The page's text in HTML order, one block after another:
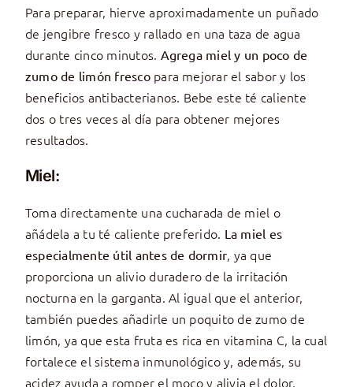
Para preparar, hierve aproximadamente un puñado
de jengibre fresco y rallado en una taza de agua
durante cinco minutos. Agrega miel y un poco de
zumo de limón frescopara mejorar el sabor y los
beneficios antibacterianos. Bebe este té caliente
dos o tres veces al día para obtener mejores
resultados.
Miel:
Toma directamente una cucharada de miel o
añádela a tu té caliente preferido. La miel es
especialmente útil antes de dormir, ya que
proporciona un alivio duradero de la irritación
nocturna en la garganta. Al igual que el anterior,
también puedes añadirle un poquito de zumo de
limón, ya que esta fruta es rica en vitamina C, la cual
fortalece el sistema inmunológico y, además, su
acidez ayuda a romper el moco y alivia el dolor.